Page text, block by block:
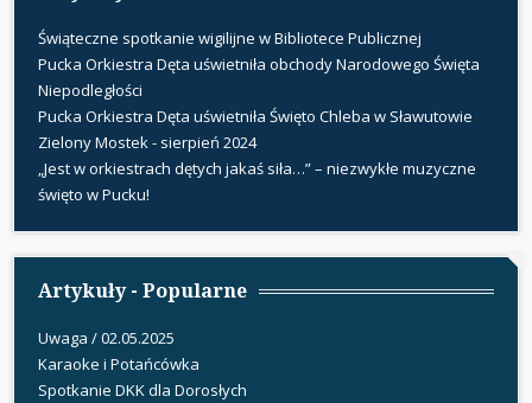
Świąteczne spotkanie wigilijne w Bibliotece Publicznej
Pucka Orkiestra Dęta uświetniła obchody Narodowego Święta
Niepodległości
Pucka Orkiestra Dęta uświetniła Święto Chleba w Sławutowie
Zielony Mostek - sierpień 2024
„Jest w orkiestrach dętych jakaś siła…” – niezwykłe muzyczne
święto w Pucku!
Artykuły - Popularne
Uwaga / 02.05.2025
Karaoke i Potańcówka
Spotkanie DKK dla Dorosłych